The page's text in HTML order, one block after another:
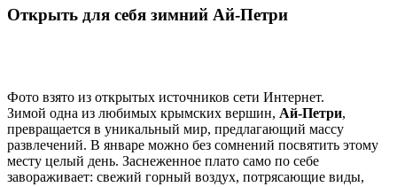
Открыть для себя зимний Ай-Петри
Фото взято из открытых источников сети Интернет.
Зимой одна из любимых крымских вершин, Ай-Петри,
превращается в уникальный мир, предлагающий массу
развлечений. В январе можно без сомнений посвятить этому
месту целый день. Заснеженное плато само по себе
завораживает: свежий горный воздух, потрясающие виды,